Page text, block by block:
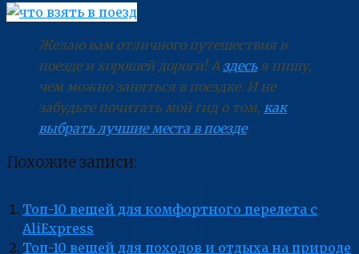
Желаю вам отличного путешествия в
поезде и хорошей дороги! А здесья пишу,
чем можно заняться в поездке. И не
забудьте почитать мой гид о том, как
выбрать лучшие места в поезде.
Похожие записи:
Топ-10 вещей для комфортного перелета с
AliExpress
Топ-10 вещей для походов и отдыха на природе